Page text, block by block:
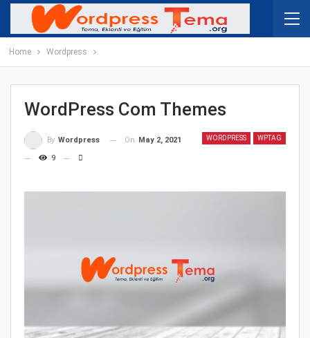
Home Wordpress
WordPress Com Themes
WORDPRESS WPTAG
By Wordpress On May 2, 2021
9